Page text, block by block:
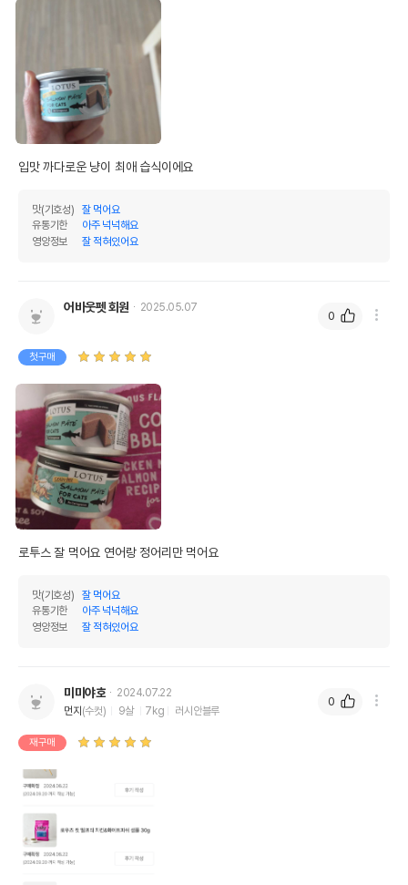
입맛 까다로운 냥이 최애 습식이에요
맛(기호성)
잘 먹어요
유통기한
아주 넉넉해요
영양정보
잘 적혀있어요
어바웃펫 회원 2025.05.07
첫구매
로투스 잘 먹어요 연어랑 정어리만 먹어요
맛(기호성)
잘 먹어요
유통기한
아주 넉넉해요
영양정보
잘 적혀있어요
0
미미야호
2024.07.22
먼지(수컷) 9살 7kg 러시안블루
재구매
0